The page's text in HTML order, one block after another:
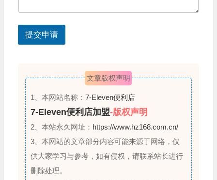
e
s
+
提交申请
文章版权声明
1、本网站名称： 7-Eleven便利店
7-Eleven便利店加盟-版权声明
2、本站永久网址： https://www.hz168.com.cn/
3、本网站的文章部分内容可能来源于网络，仅
供大家学习与参考，如有侵权，请联系站长进行
删除处理。